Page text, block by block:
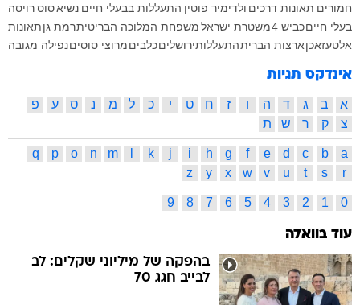
חמורים תאונות דרכים ולדימיר פוטין התעללות בבעלי חיים נשיאסוסרויסה
בעלי חייםכביש 4 משטרת ישראלמשפחת המלוכה הבריטיתרמת גןתאונות
אלטעזאכןארצות הבריתהתעללותירושליםכלביםמרוצי סוסיםנפילה מגובה
אינדקס תגיות
א ב ג ד ה ו ז ח ט י כ ל מ נ ס ע
פ
צ
ק ר ש ת
a
b
c
d
e
f
g
h
i
j
k
m
n
o
p
q
r
s
t
u
v
w
x
y
z
0
1
2
3
4
5
6
7
8
9
עוד בוואלה
בהפקה של מיליוני שקלים: לב
לבייב חגג 70